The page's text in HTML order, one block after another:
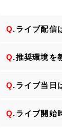
Q.ライブ配信
Q.推奨環境を
Q.ライブ当日
Q.ライブ開始